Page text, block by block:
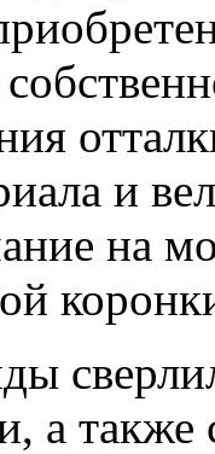
и
на
а также